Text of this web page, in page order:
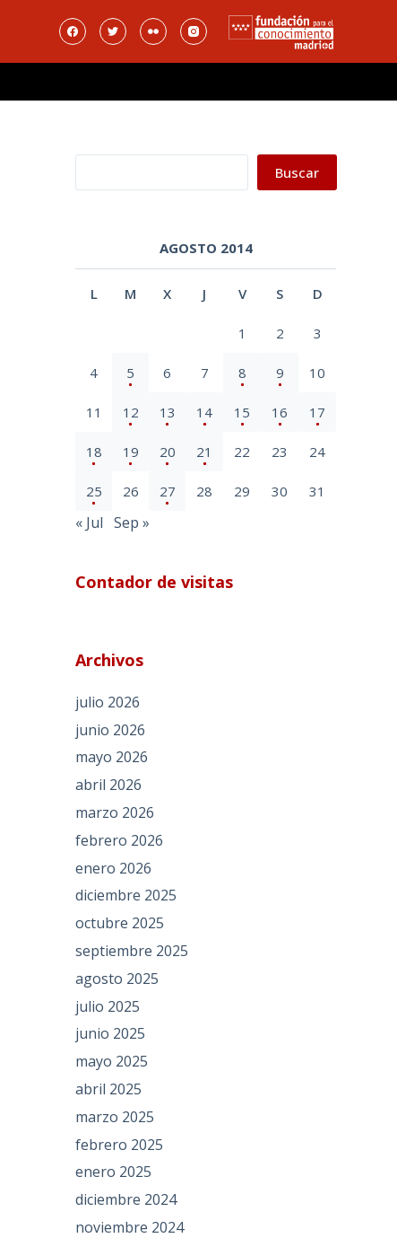
Buscar
AGOSTO 2014
L M X J V S D
1 2 3
4 5 6 7 8 9 10
11 12 13 14 15 16 17
18 19 20 21 22 23 24
25 26 27 28 29 30 31
« Jul Sep »
Contador de visitas
Archivos
julio 2026
junio 2026
mayo 2026
abril 2026
marzo 2026
febrero 2026
enero 2026
diciembre 2025
octubre 2025
septiembre 2025
agosto 2025
julio 2025
junio 2025
mayo 2025
abril 2025
marzo 2025
febrero 2025
enero 2025
diciembre 2024
noviembre 2024